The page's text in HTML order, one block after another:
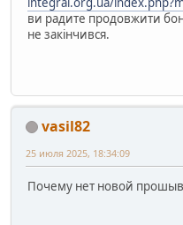
ви радите продовжити
не закінчився.
vasil82
25 июля 2025, 18:34:09
Почему нет новой